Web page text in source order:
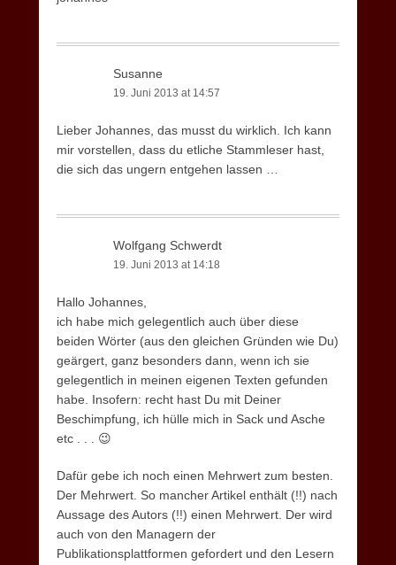
Susanne
19. Juni 2013 at 14:57
Lieber Johannes, das musst du wirklich. Ich kann
mir vorstellen, dass du etliche Stammleser hast,
die sich das ungern entgehen lassen …
Wolfgang Schwerdt
19. Juni 2013 at 14:18
Hallo Johannes,
ich habe mich gelegentlich auch über diese
beiden Wörter (aus den gleichen Gründen wie Du)
geärgert, ganz besonders dann, wenn ich sie
gelegentlich in meinen eigenen Texten gefunden
habe. Insofern: recht hast Du mit Deiner
Beschimpfung, ich hülle mich in Sack und Asche
etc . . . 😉
Dafür gebe ich noch einen Mehrwert zum besten.
Der Mehrwert. So mancher Artikel enthält (!!) nach
Aussage des Autors (!!) einen Mehrwert. Der wird
auch von den Managern der
Publikationsplattformen gefordert und den Lesern